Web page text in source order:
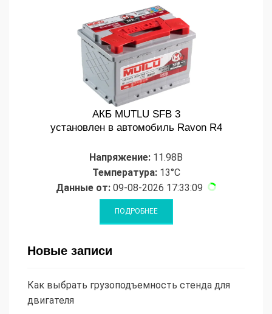
АКБ MUTLU SFB 3
установлен в автомобиль Ravon R4
Напряжение: 11.98В
Температура:13°C
Данные от: 09-08-2026 17:33:09
Новые записи
Как выбрать грузоподъемность стенда для
двигателя